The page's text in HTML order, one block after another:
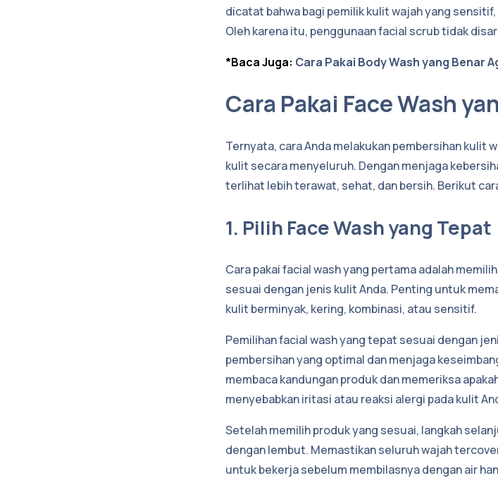
dicatat bahwa bagi pemilik kulit wajah yang
Oleh karena itu, penggunaan facial scrub tidak
*Baca Juga: Cara Pakai Body Wash yang Benar
Cara Pakai Face Wash
Ternyata, cara Anda melakukan pembersihan kulit
kulit secara menyeluruh. Dengan menjaga
terlihat lebih terawat, sehat, dan bersih. Berikut
1. Pilih Face Wash yang Tepat
Cara pakai facial wash yang pertama adalah
sesuai dengan jenis kulit Anda. Penting untuk
kulit berminyak, kering, kombinasi, atau sensitif.
Pemilihan facial wash yang tepat sesuai dengan
pembersihan yang optimal dan menjaga
membaca kandungan produk dan memeriksa
menyebabkan iritasi atau reaksi alergi pada kulit
Setelah memilih produk yang sesuai, langkah
dengan lembut. Memastikan seluruh wajah
untuk bekerja sebelum membilasnya dengan air